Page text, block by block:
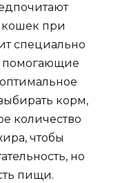
кошек при
специально
помогающие
корм,
количество
чтобы
но
пищи.